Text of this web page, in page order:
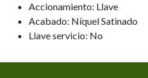
Accionamiento: Llave
Acabado: Níquel Satinado
Llave servicio: No